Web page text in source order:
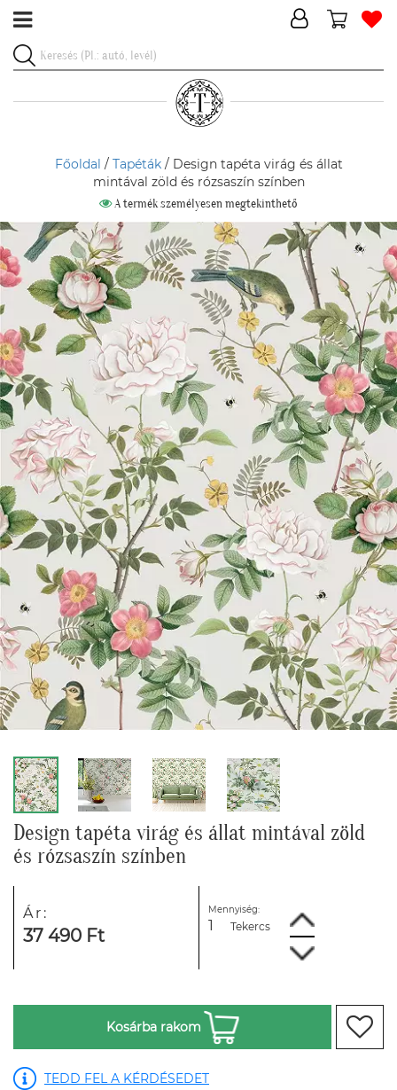
Főoldal / Tapéták/ Design tapéta virág és állat
mintával zöld és rózsaszín színben
A termék személyesen megtekinthető
Design tapéta virág és állat mintával zöld
és rózsaszín színben
Ár:
37 490 Ft
Mennyiség:
Tekercs
Kosárba rakom
TEDD FEL A KÉRDÉSEDET